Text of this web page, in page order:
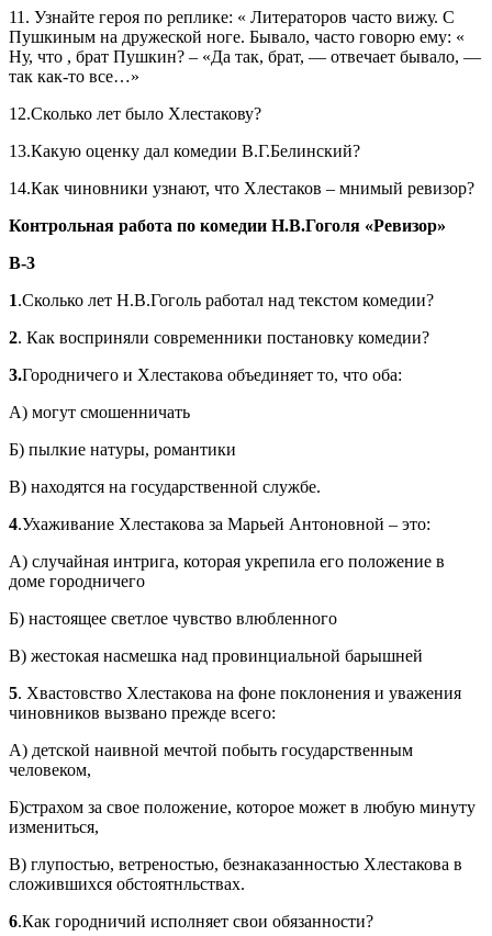
11. Узнайте героя по реплике: « Литераторов часто вижу. С
Пушкиным на дружеской ноге. Бывало, часто говорю ему: «
Ну, что , брат Пушкин? – «Да так, брат, — отвечает бывало, —
так как-то все…»
12.Сколько лет было Хлестакову?
13.Какую оценку дал комедии В.Г.Белинский?
14.Как чиновники узнают, что Хлестаков – мнимый ревизор?
Контрольная работа по комедии Н.В.Гоголя «Ревизор»
В-3
1.Сколько лет Н.В.Гоголь работал над текстом комедии?
2. Как восприняли современники постановку комедии?
3.Городничего и Хлестакова объединяет то, что оба:
А) могут смошенничать
Б) пылкие натуры, романтики
В) находятся на государственной службе.
4.Ухаживание Хлестакова за Марьей Антоновной – это:
А) случайная интрига, которая укрепила его положение в
доме городничего
Б) настоящее светлое чувство влюбленного
В) жестокая насмешка над провинциальной барышней
5. Хвастовство Хлестакова на фоне поклонения и уважения
чиновников вызвано прежде всего:
А) детской наивной мечтой побыть государственным
человеком,
Б)страхом за свое положение, которое может в любую минуту
измениться,
В) глупостью, ветреностью, безнаказанностью Хлестакова в
сложившихся обстоятнльствах.
6.Как городничий исполняет свои обязанности?